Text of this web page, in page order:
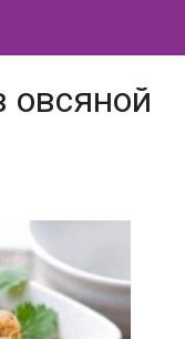
овсяной